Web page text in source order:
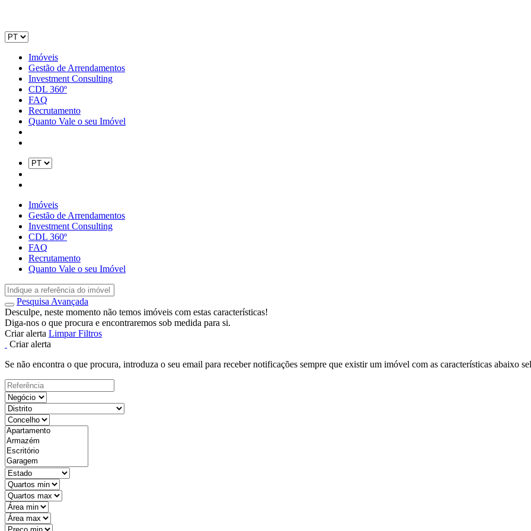
Imóveis
Gestão de Arrendamentos
Investment Consulting
CDL 360º
FAQ
Recrutamento
Quanto Vale o seu Imóvel
Imóveis
Gestão de Arrendamentos
Investment Consulting
CDL 360º
FAQ
Recrutamento
Quanto Vale o seu Imóvel
Pesquisa Avançada
Desculpe, neste momento não temos imóveis com estas características!
Diga-nos o que procura e encontraremos sob medida para si.
Criar alerta Limpar Filtros
Criar alerta
Se não encontra o que procura, introduza o seu email para receber notificações sempre que existir um imóvel com as características abaixo